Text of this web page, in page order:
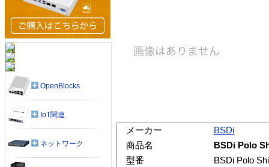
メーカー
BSDi
商品名
BSDi Polo
型番
BSDi Polo
OpenBlocks
IoT関連
ネットワーク